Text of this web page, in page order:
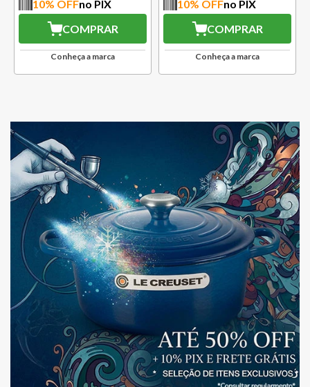
10% OFFno PIX
COMPRAR
Conheça a marca
10% OFFno PIX
COMPRAR
Conheça a marca